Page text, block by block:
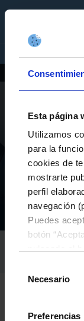
Esta página
Utilizamos
para la
cookies de
mostrarte
perfil
navegación
Puedes
botón
Necesario
Preferencias
ACTUALIDAD
EL CELTA
El Club